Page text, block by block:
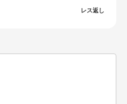
レス返し